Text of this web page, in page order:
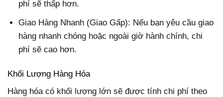
phí sẽ thấp hơn.
Giao Hàng Nhanh (Giao Gấp): Nếu bạn yêu cầu giao
hàng nhanh chóng hoặc ngoài giờ hành chính, chi
phí sẽ cao hơn.
Khối Lượng Hàng Hóa
Hàng hóa có khối lượng lớn sẽ được tính chi phí theo